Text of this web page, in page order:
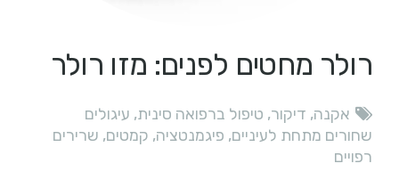
רולר מחטים לפנים: מזו רולר
אקנה, דיקור, טיפול ברפואה סינית, עיגולים
שחורים מתחת לעיניים, פיגמנטציה, קמטים, שרירים
רפויים